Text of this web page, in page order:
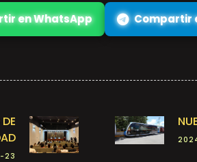
en WhatsApp Compartir
23